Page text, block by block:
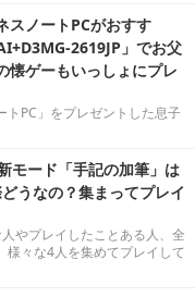
スノートPCがおすす
2619JP」でお父
懐ゲーもいっしょにプレ
PC」をプレゼントした息子
モード「手記の加筆」は
うなの？集まってプレイ
やプレイしたことある人、全
様々な4人を集めてプレイして